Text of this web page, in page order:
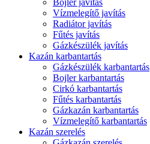
Bojler javítás
Vízmelegítő javítás
Radiátor javítás
Fűtés javítás
Gázkészülék javítás
Kazán karbantartás
Gázkészülék karbantartás
Bojler karbantartás
Cirkó karbantartás
Fűtés karbantartás
Gázkazán karbantartás
Vízmelegítő karbantartás
Kazán szerelés